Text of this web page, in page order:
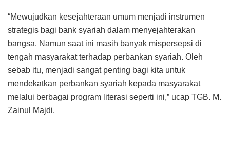
“Mewujudkan kesejahteraan umum menjadi instrumen
strategis bagi bank syariah dalam menyejahterakan
bangsa. Namun saat ini masih banyak mispersepsi di
tengah masyarakat terhadap perbankan syariah. Oleh
sebab itu, menjadi sangat penting bagi kita untuk
mendekatkan perbankan syariah kepada masyarakat
melalui berbagai program literasi seperti ini,” ucap TGB. M.
Zainul Majdi.